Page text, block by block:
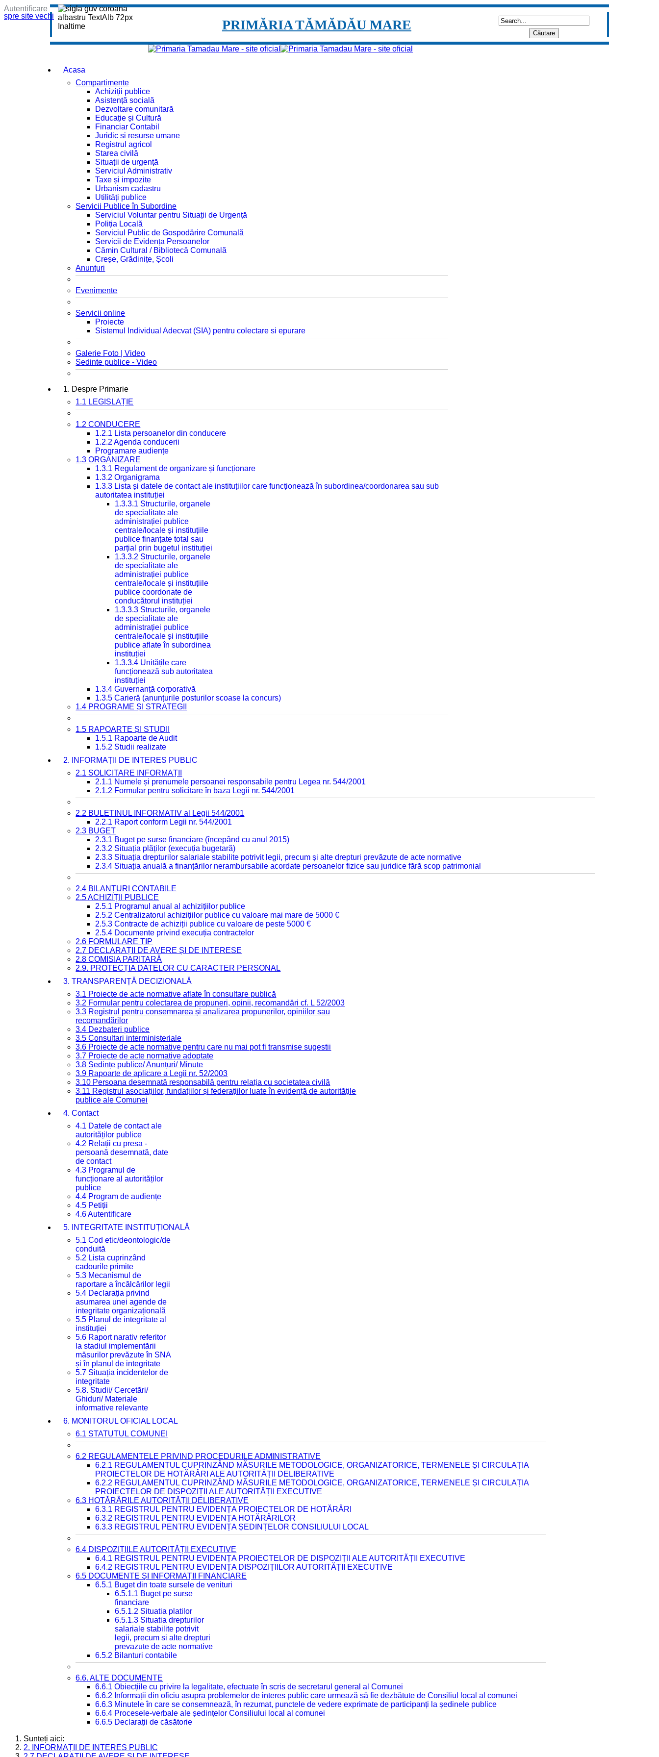
spre site vechi
Autentificare
PRIMĂRIA TĂMĂDĂU MARE
Acasa
Compartimente
Achiziții publice
Asistență socială
Dezvoltare comunitară
Educație și Cultură
Financiar Contabil
Juridic si resurse umane
Registrul agricol
Starea civilă
Situații de urgență
Serviciul Administrativ
Taxe și impozite
Urbanism cadastru
Utilități publice
Servicii Publice în Subordine
Serviciul Voluntar pentru Situații de Urgență
Poliția Locală
Serviciul Public de Gospodărire Comunală
Servicii de Evidența Persoanelor
Cămin Cultural / Bibliotecă Comunală
Creșe, Grădinițe, Școli
Anunțuri
Evenimente
Servicii online
Proiecte
Sistemul Individual Adecvat (SIA) pentru colectare si epurare
Galerie Foto | Video
Sedinte publice - Video
1. Despre Primarie
1.1 LEGISLAȚIE
1.2 CONDUCERE
1.2.1 Lista persoanelor din conducere
1.2.2 Agenda conducerii
Programare audiențe
1.3 ORGANIZARE
1.3.1 Regulament de organizare și funcționare
1.3.2 Organigrama
1.3.3 Lista și datele de contact ale instituțiilor care funcționează în subordinea/coordonarea sau sub
autoritatea instituției
1.3.3.1 Structurile, organele
de specialitate ale
administrației publice
centrale/locale și instituțiile
publice finanțate total sau
parțial prin bugetul instituției
1.3.3.2 Structurile, organele
de specialitate ale
administrației publice
centrale/locale și instituțiile
publice coordonate de
conducătorul instituției
1.3.3.3 Structurile, organele
de specialitate ale
administrației publice
centrale/locale și instituțiile
publice aflate în subordinea
instituției
1.3.3.4 Unitățile care
funcționează sub autoritatea
instituției
1.3.4 Guvernanță corporativă
1.3.5 Carieră (anunțurile posturilor scoase la concurs)
1.4 PROGRAME ȘI STRATEGII
1.5 RAPOARTE ȘI STUDII
1.5.1 Rapoarte de Audit
1.5.2 Studii realizate
2. INFORMAȚII DE INTERES PUBLIC
2.1 SOLICITARE INFORMAȚII
2.1.1 Numele și prenumele persoanei responsabile pentru Legea nr. 544/2001
2.1.2 Formular pentru solicitare în baza Legii nr. 544/2001
2.2 BULETINUL INFORMATIV al Legii 544/2001
2.2.1 Raport conform Legii nr. 544/2001
2.3 BUGET
2.3.1 Buget pe surse financiare (începând cu anul 2015)
2.3.2 Situația plăților (execuția bugetară)
2.3.3 Situația drepturilor salariale stabilite potrivit legii, precum și alte drepturi prevăzute de acte normative
2.3.4 Situația anuală a finanțărilor nerambursabile acordate persoanelor fizice sau juridice fără scop patrimonial
2.4 BILANȚURI CONTABILE
2.5 ACHIZIȚII PUBLICE
2.5.1 Programul anual al achizițiilor publice
2.5.2 Centralizatorul achizițiilor publice cu valoare mai mare de 5000 €
2.5.3 Contracte de achiziții publice cu valoare de peste 5000 €
2.5.4 Documente privind execuția contractelor
2.6 FORMULARE TIP
2.7 DECLARAȚII DE AVERE ȘI DE INTERESE
2.8 COMISIA PARITARĂ
2.9. PROTECȚIA DATELOR CU CARACTER PERSONAL
3. TRANSPARENȚĂ DECIZIONALĂ
3.1 Proiecte de acte normative aflate în consultare publică
3.2 Formular pentru colectarea de propuneri, opinii, recomandări cf. L 52/2003
3.3 Registrul pentru consemnarea și analizarea propunerilor, opiniilor sau
recomandărilor
3.4 Dezbateri publice
3.5 Consultari interministeriale
3.6 Proiecte de acte normative pentru care nu mai pot fi transmise sugestii
3.7 Proiecte de acte normative adoptate
3.8 Ședințe publice/ Anunțuri/ Minute
3.9 Rapoarte de aplicare a Legii nr. 52/2003
3.10 Persoana desemnată responsabilă pentru relația cu societatea civilă
3.11 Registrul asociațiilor, fundațiilor și federațiilor luate în evidență de autoritățile
publice ale Comunei
4. Contact
4.1 Datele de contact ale
autorităților publice
4.2 Relații cu presa -
persoană desemnată, date
de contact
4.3 Programul de
funcționare al autorităților
publice
4.4 Program de audiențe
4.5 Petiții
4.6 Autentificare
5. INTEGRITATE INSTITUȚIONALĂ
5.1 Cod etic/deontologic/de
conduită
5.2 Lista cuprinzând
cadourile primite
5.3 Mecanismul de
raportare a încălcărilor legii
5.4 Declarația privind
asumarea unei agende de
integritate organizațională
5.5 Planul de integritate al
instituției
5.6 Raport narativ referitor
la stadiul implementării
măsurilor prevăzute în SNA
și în planul de integritate
5.7 Situația incidentelor de
integritate
5.8. Studii/ Cercetări/
Ghiduri/ Materiale
informative relevante
6. MONITORUL OFICIAL LOCAL
6.1 STATUTUL COMUNEI
6.2 REGULAMENTELE PRIVIND PROCEDURILE ADMINISTRATIVE
6.2.1 REGULAMENTUL CUPRINZÂND MĂSURILE METODOLOGICE, ORGANIZATORICE, TERMENELE ȘI CIRCULAȚIA
PROIECTELOR DE HOTĂRÂRI ALE AUTORITĂȚII DELIBERATIVE
6.2.2 REGULAMENTUL CUPRINZÂND MĂSURILE METODOLOGICE, ORGANIZATORICE, TERMENELE ȘI CIRCULAȚIA
PROIECTELOR DE DISPOZIȚII ALE AUTORITĂȚII EXECUTIVE
6.3 HOTĂRÂRILE AUTORITĂȚII DELIBERATIVE
6.3.1 REGISTRUL PENTRU EVIDENȚA PROIECTELOR DE HOTĂRÂRI
6.3.2 REGISTRUL PENTRU EVIDENȚA HOTĂRÂRILOR
6.3.3 REGISTRUL PENTRU EVIDENȚA ȘEDINȚELOR CONSILIULUI LOCAL
6.4 DISPOZIȚIILE AUTORITĂȚII EXECUTIVE
6.4.1 REGISTRUL PENTRU EVIDENȚA PROIECTELOR DE DISPOZIȚII ALE AUTORITĂȚII EXECUTIVE
6.4.2 REGISTRUL PENTRU EVIDENȚA DISPOZIȚIILOR AUTORITĂȚII EXECUTIVE
6.5 DOCUMENTE ȘI INFORMAȚII FINANCIARE
6.5.1 Buget din toate sursele de venituri
6.5.1.1 Buget pe surse
financiare
6.5.1.2 Situatia platilor
6.5.1.3 Situatia drepturilor
salariale stabilite potrivit
legii, precum si alte drepturi
prevazute de acte normative
6.5.2 Bilanturi contabile
6.6. ALTE DOCUMENTE
6.6.1 Obiecțiile cu privire la legalitate, efectuate în scris de secretarul general al Comunei
6.6.2 Informații din oficiu asupra problemelor de interes public care urmează să fie dezbătute de Consiliul local al comunei
6.6.3 Minutele în care se consemnează, în rezumat, punctele de vedere exprimate de participanți la ședinele publice
6.6.4 Procesele-verbale ale ședințelor Consiliului local al comunei
6.6.5 Declarații de căsătorie
Sunteți aici:
2. INFORMAȚII DE INTERES PUBLIC